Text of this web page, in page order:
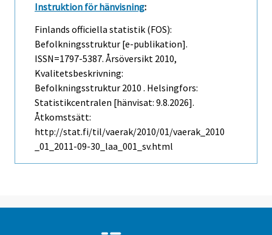
Instruktion för hänvisning:
Finlands officiella statistik (FOS):
Befolkningsstruktur [e-publikation].
ISSN=1797-5387. Årsöversikt 2010,
Kvalitetsbeskrivning:
Befolkningsstruktur 2010 . Helsingfors:
Statistikcentralen [hänvisat: 9.8.2026].
Åtkomstsätt:
http://stat.fi/til/vaerak/2010/01/vaerak_2010
_01_2011-09-30_laa_001_sv.html